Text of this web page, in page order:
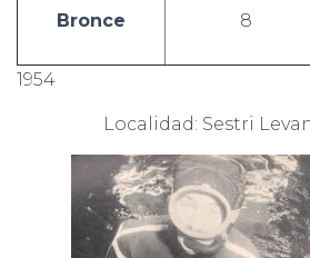
Bronce 8
1954
Localidad: Sestri